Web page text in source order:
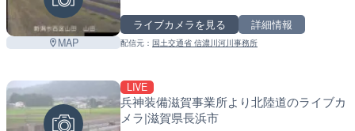
MAP
ライブカメラを見る 詳細情報
配信元： 国土交通省 信濃川河川事務所
LIVE
兵神装備滋賀事業所より北陸道のライブカ
メラ|滋賀県長浜市